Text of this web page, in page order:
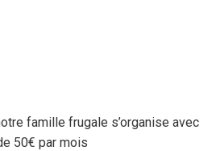
famille frugale s’organise avec
50€ par mois